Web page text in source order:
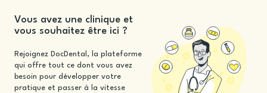
Vous avez une clinique et
vous souhaitez être ici ?
Rejoignez DocDental, la plateforme
qui offre tout ce dont vous avez
besoin pour développer votre
pratique et passer à la vitesse